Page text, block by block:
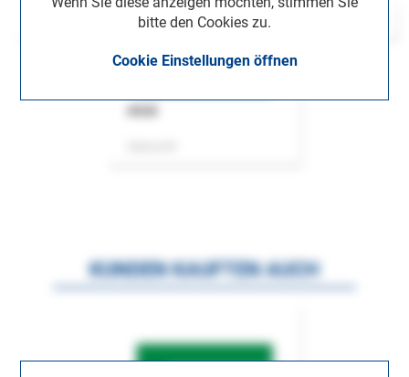
bitte den Cookies zu.
Cookie Einstellungen öffnen
KUNDEN KAUFTEN AUCH